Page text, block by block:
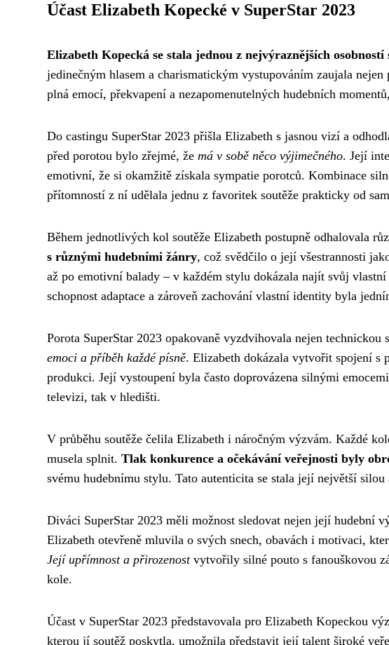
Účast Elizabeth Kopecké v SuperStar 2023
Elizabeth Kopecká se stala jednou z nejvýraznějších osobností
jedinečným hlasem a charismatickým vystupováním zaujala
plná emocí, překvapení a nezapomenutelných hudebních
Do castingu SuperStar 2023 přišla Elizabeth s jasnou vizí a
před porotou bylo zřejmé, že má v sobě něco výjimečného. Její
emotivní, že si okamžitě získala sympatie porotců. Kombinace
přítomností z ní udělala jednu z favoritek soutěže prakticky od
Během jednotlivých kol soutěže Elizabeth postupně odhalovala
s různými hudebními žánry, což svědčilo o její všestrannosti
až po emotivní balady – v každém stylu dokázala najít svůj
schopnost adaptace a zároveň zachování vlastní identity byla
Porota SuperStar 2023 opakovaně vyzdvihovala nejen technickou
emoci a příběh každé písně. Elizabeth dokázala vytvořit spojení s
produkci. Její vystoupení byla často doprovázena silnými
televizi, tak v hledišti.
V průběhu soutěže čelila Elizabeth i náročným výzvám. Každé
musela splnit. Tlak konkurence a očekávání veřejnosti byly
svému hudebnímu stylu. Tato autenticita se stala její největší
Diváci SuperStar 2023 měli možnost sledovat nejen její hudební
Elizabeth otevřeně mluvila o svých snech, obavách i motivaci,
Její upřímnost a přirozenostvytvořily silné pouto s fanouškovou
kole.
Účast v SuperStar 2023 představovala pro Elizabeth Kopeckou
kterou jí soutěž poskytla, umožnila představit její talent široké